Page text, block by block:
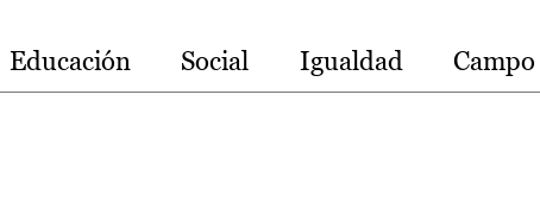
Educación Social Igualdad Campo